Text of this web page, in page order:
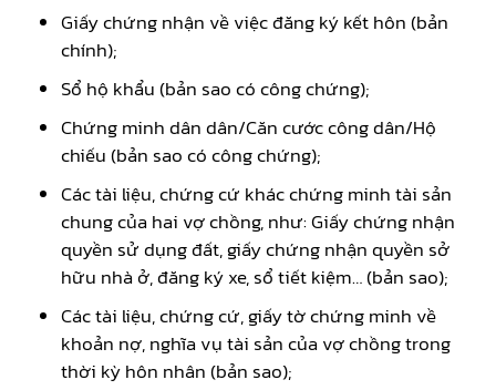
Giấy chứng nhận về việc đăng ký kết hôn (bản
chính);
Sổ hộ khẩu (bản sao có công chứng);
Chứng minh dân dân/Căn cước công dân/Hộ
chiếu (bản sao có công chứng);
Các tài liệu, chứng cứ khác chứng minh tài sản
chung của hai vợ chồng, như: Giấy chứng nhận
quyền sử dụng đất, giấy chứng nhận quyền sở
hữu nhà ở, đăng ký xe, sổ tiết kiệm… (bản sao);
Các tài liệu, chứng cứ, giấy tờ chứng minh về
khoản nợ, nghĩa vụ tài sản của vợ chồng trong
thời kỳ hôn nhân (bản sao);